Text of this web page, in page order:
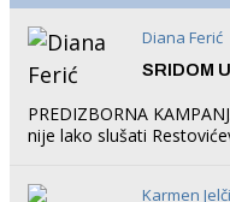
Diana Ferić
SRIDOM
PREDIZBORNA
nije lako slušati
Karmen